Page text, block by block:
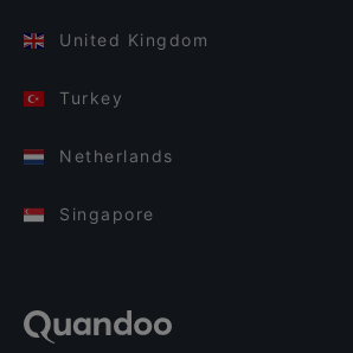
United Kingdom
Turkey
Netherlands
Singapore